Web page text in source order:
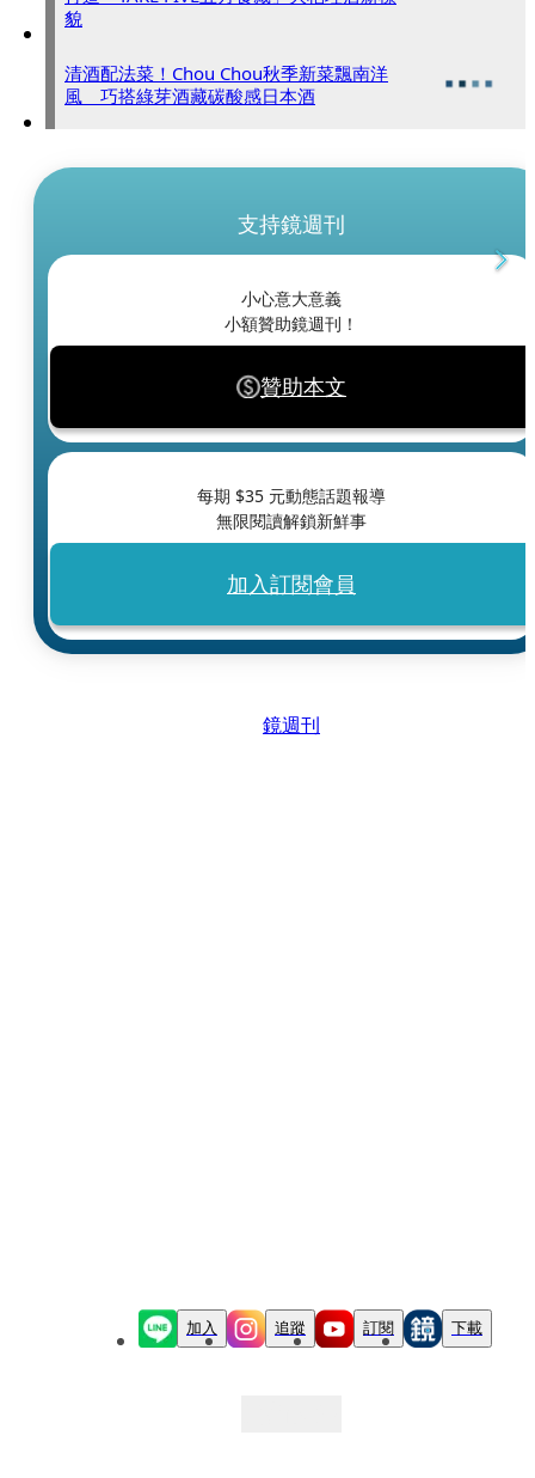
貌
清酒配法菜！Chou Chou秋季新菜飄南洋
風 巧搭綠芽酒藏碳酸感日本酒
支持鏡週刊
小心意大意義
小額贊助鏡週刊！
贊助本文
每期 $35 元動態話題報導
無限閱讀解鎖新鮮事
加入訂閱會員
鏡週刊
加入 追蹤 訂閱 下載